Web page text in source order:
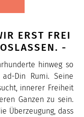
ERST FREI
-
hinweg so
Din Rumi. Seine
innerer Freiheit
Ganzen zu sein.
Überzeugung, dass